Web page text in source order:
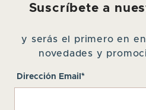
Suscríbete a
y serás el primero en
novedades y
Dirección Email*